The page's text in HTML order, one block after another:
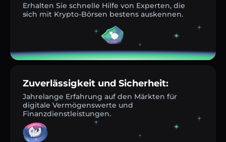
Erhalten Sie schnelle Hilfe von Experten, die
sich mit Krypto-Börsen bestens auskennen.
Zuverlässigkeit und Sicherheit:
Jahrelange Erfahrung auf den Märkten für
digitale Vermögenswerte und
Finanzdienstleistungen.